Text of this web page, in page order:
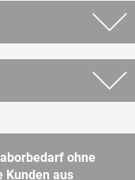
ohne
Kunden aus